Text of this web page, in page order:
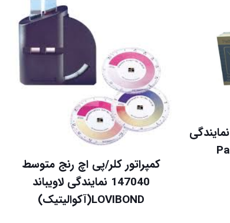
کمپراتور کلرسنجی 6ppm نمایندگی
کمپراتور کلر/پی اچ رنج متوسط
147040 نمایندگی لاویباند
LOVIBOND(آکوالیتیک)